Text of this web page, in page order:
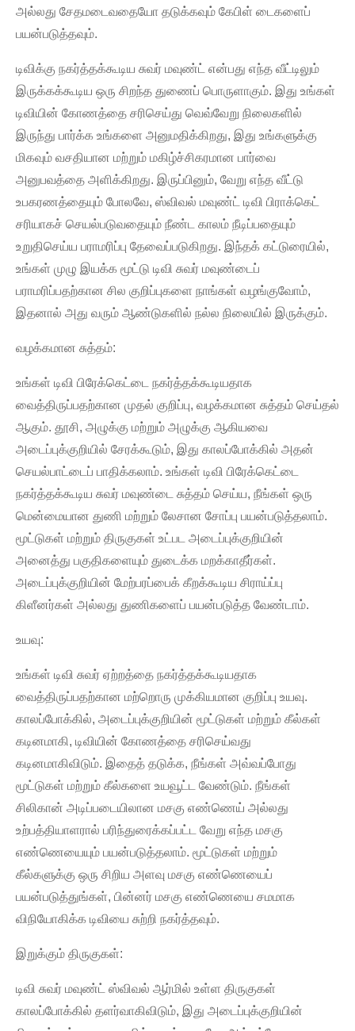
அல்லது சேதமடைவதையோ தடுக்கவும் கேபிள் டைகளைப்
பயன்படுத்தவும்.
டிவிக்கு நகர்த்தக்கூடிய சுவர் மவுண்ட் என்பது எந்த வீட்டிலும்
இருக்கக்கூடிய ஒரு சிறந்த துணைப் பொருளாகும். இது உங்கள்
டிவியின் கோணத்தை சரிசெய்து வெவ்வேறு நிலைகளில்
இருந்து பார்க்க உங்களை அனுமதிக்கிறது, இது உங்களுக்கு
மிகவும் வசதியான மற்றும் மகிழ்ச்சிகரமான பார்வை
அனுபவத்தை அளிக்கிறது. இருப்பினும், வேறு எந்த வீட்டு
உபகரணத்தையும் போலவே, ஸ்விவல் மவுண்ட் டிவி பிராக்கெட்
சரியாகச் செயல்படுவதையும் நீண்ட காலம் நீடிப்பதையும்
உறுதிசெய்ய பராமரிப்பு தேவைப்படுகிறது. இந்தக் கட்டுரையில்,
உங்கள் முழு இயக்க மூட்டு டிவி சுவர் மவுண்டைப்
பராமரிப்பதற்கான சில குறிப்புகளை நாங்கள் வழங்குவோம்,
இதனால் அது வரும் ஆண்டுகளில் நல்ல நிலையில் இருக்கும்.
வழக்கமான சுத்தம்:
உங்கள் டிவி பிரேக்கெட்டை நகர்த்தக்கூடியதாக
வைத்திருப்பதற்கான முதல் குறிப்பு, வழக்கமான சுத்தம் செய்தல்
ஆகும். தூசி, அழுக்கு மற்றும் அழுக்கு ஆகியவை
அடைப்புக்குறியில் சேரக்கூடும், இது காலப்போக்கில் அதன்
செயல்பாட்டைப் பாதிக்கலாம். உங்கள் டிவி பிரேக்கெட்டை
நகர்த்தக்கூடிய சுவர் மவுண்டை சுத்தம் செய்ய, நீங்கள் ஒரு
மென்மையான துணி மற்றும் லேசான சோப்பு பயன்படுத்தலாம்.
மூட்டுகள் மற்றும் திருகுகள் உட்பட அடைப்புக்குறியின்
அனைத்து பகுதிகளையும் துடைக்க மறக்காதீர்கள்.
அடைப்புக்குறியின் மேற்பரப்பைக் கீறக்கூடிய சிராய்ப்பு
கிளீனர்கள் அல்லது துணிகளைப் பயன்படுத்த வேண்டாம்.
உயவு:
உங்கள் டிவி சுவர் ஏற்றத்தை நகர்த்தக்கூடியதாக
வைத்திருப்பதற்கான மற்றொரு முக்கியமான குறிப்பு உயவு.
காலப்போக்கில், அடைப்புக்குறியின் மூட்டுகள் மற்றும் கீல்கள்
கடினமாகி, டிவியின் கோணத்தை சரிசெய்வது
கடினமாகிவிடும். இதைத் தடுக்க, நீங்கள் அவ்வப்போது
மூட்டுகள் மற்றும் கீல்களை உயவூட்ட வேண்டும். நீங்கள்
சிலிகான் அடிப்படையிலான மசகு எண்ணெய் அல்லது
உற்பத்தியாளரால் பரிந்துரைக்கப்பட்ட வேறு எந்த மசகு
எண்ணெயையும் பயன்படுத்தலாம். மூட்டுகள் மற்றும்
கீல்களுக்கு ஒரு சிறிய அளவு மசகு எண்ணெயைப்
பயன்படுத்துங்கள், பின்னர் மசகு எண்ணெயை சமமாக
விநியோகிக்க டிவியை சுற்றி நகர்த்தவும்.
இறுக்கும் திருகுகள்:
டிவி சுவர் மவுண்ட் ஸ்விவல் ஆர்மில் உள்ள திருகுகள்
காலப்போக்கில் தளர்வாகிவிடும், இது அடைப்புக்குறியின்